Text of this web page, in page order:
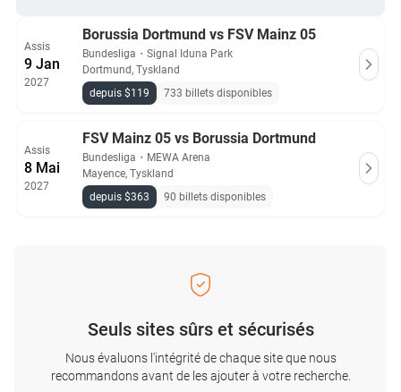
Assis
9 Jan
2027
Borussia Dortmund vs FSV Mainz 05
Bundesliga ・ Signal Iduna Park
Dortmund, Tyskland
depuis $119
733 billets disponibles
Assis
8 Mai
2027
FSV Mainz 05 vs Borussia Dortmund
Bundesliga ・ MEWA Arena
Mayence, Tyskland
depuis $363
90 billets disponibles
Seuls sites sûrs et sécurisés
Nous évaluons l'intégrité de chaque site que nous
recommandons avant de les ajouter à votre recherche.